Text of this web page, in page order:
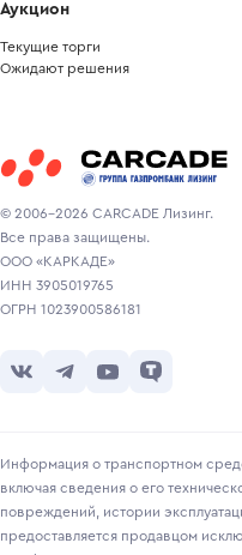
© 2006-2026 CARCADE Лизинг.
Все права защищены.
ООО «КАРКАДЕ»
ИНН 3905019765
ОГРН 1023900586181
Аукцион
Текущие торги
Ожидают решения
Информация о транспортном
включая сведения о его
повреждений, истории
предоставляется продавцом